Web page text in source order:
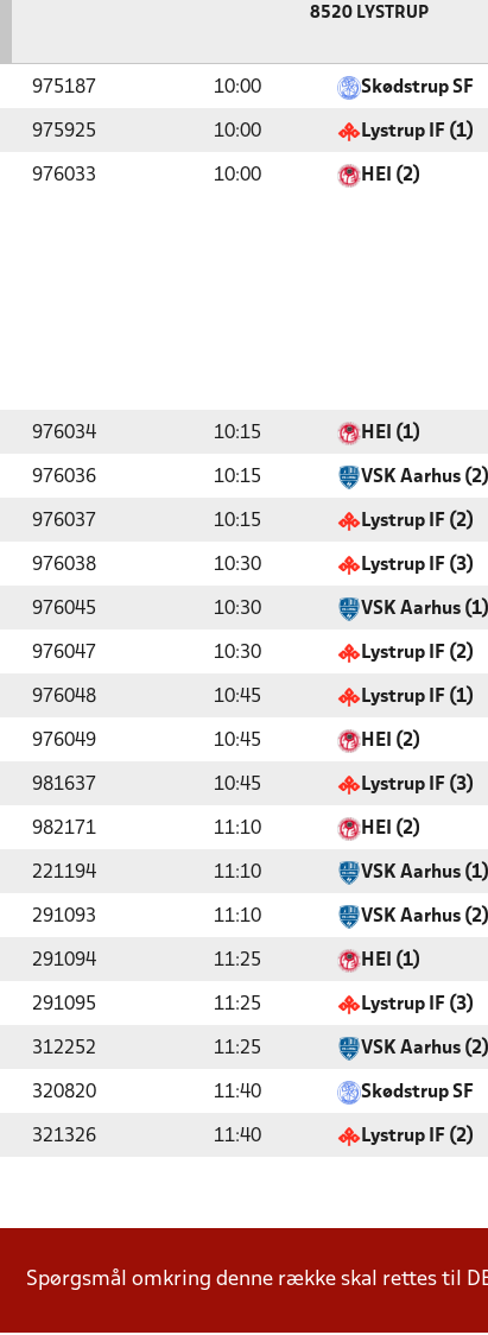
8520 LYSTRUP
975187 10:00 Skødstrup SF
975925 10:00 Lystrup IF (1)
976033 10:00 HEI (2)
976034 10:15 HEI (1)
976036 10:15 VSK Aarhus (2)
976037 10:15 Lystrup IF (2)
976038 10:30 Lystrup IF (3)
976045 10:30 VSK Aarhus (1)
976047 10:30 Lystrup IF (2)
976048 10:45 Lystrup IF (1)
976049 10:45 HEI (2)
981637 10:45 Lystrup IF (3)
982171 11:10 HEI (2)
221194 11:10 VSK Aarhus (1)
291093 11:10 VSK Aarhus (2)
291094 11:25 HEI (1)
291095 11:25 Lystrup IF (3)
312252 11:25 VSK Aarhus (2)
320820 11:40 Skødstrup SF
321326 11:40 Lystrup IF (2)
Spørgsmål omkring denne række skal rettes til